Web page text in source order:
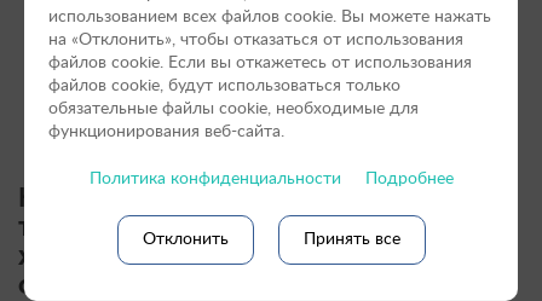
задних лап.
Болезненность, покраснение и изъязвление кожных
Беспокойное поведение.
Дискоординация при движении.
Какое лечение показано
травмированным домашним
животным и животным с патологиями
опорно-двигательного аппарата?
использованием всех файлов cookie. Вы можете нажать
на «Отклонить», чтобы отказаться от использования
файлов сookie. Если вы откажетесь от использования
файлов cookie, будут использоваться только
обязательные файлы cookie, необходимые для
функционирования веб-сайта.
Политика конфиденциальности Подробнее
Отклонить Принять все